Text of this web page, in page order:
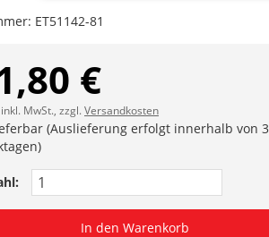
ET51142-81
€
MwSt., zzgl.Versandkosten
(Auslieferung erfolgt innerhalb von 3
In den Warenkorb